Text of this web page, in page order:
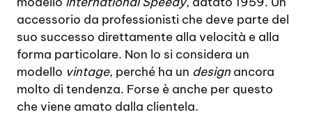
accessorio da professionisti che deve parte del
suo successo direttamente alla velocità e alla
forma particolare. Non lo si considera un
modello vintage, perché ha un design ancora
molto di tendenza. Forse è anche per questo
che viene amato dalla clientela.